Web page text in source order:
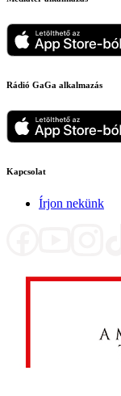
Rádió GaGa alkalmazás
Kapcsolat
Írjon nekünk